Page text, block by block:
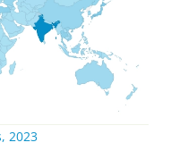
2023